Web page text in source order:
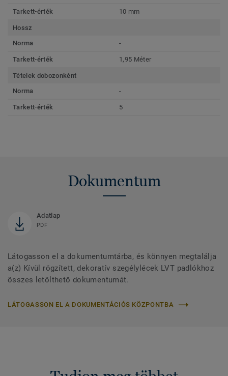
Tarkett-érték 10 mm
Hossz
Norma
-
Tarkett-érték 1,95 Méter
Tételek dobozonként
Norma
-
Tarkett-érték 5
Dokumentum
Adatlap
PDF
Látogasson el a dokumentumtárba, és könnyen megtalálja
a(z) Kívül rögzített, dekoratív szegélylécek LVT padlókhoz
összes letölthető dokumentumát.
LÁTOGASSON EL A DOKUMENTÁCIÓS KÖZPONTBA